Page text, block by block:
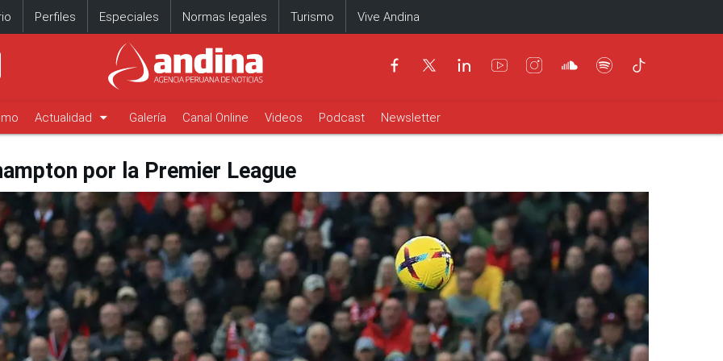
Perfiles Especiales Normas legales Turismo Vive Andina
Actualidad arrow_drop_down Galería Canal Online Videos Podcast Newsletter
por la Premier League